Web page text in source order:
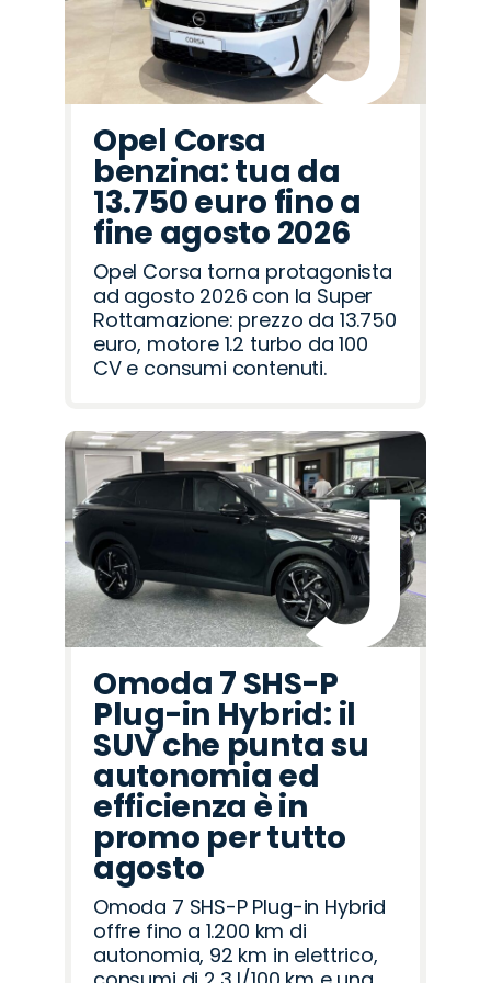
Opel Corsa
benzina: tua da
13.750 euro fino a
fine agosto 2026
Opel Corsa torna protagonista
ad agosto 2026 con la Super
Rottamazione: prezzo da 13.750
euro, motore 1.2 turbo da 100
CV e consumi contenuti.
Omoda 7 SHS-P
Plug-in Hybrid: il
SUV che punta su
autonomia ed
efficienza è in
promo per tutto
agosto
Omoda 7 SHS-P Plug-in Hybrid
offre fino a 1.200 km di
autonomia, 92 km in elettrico,